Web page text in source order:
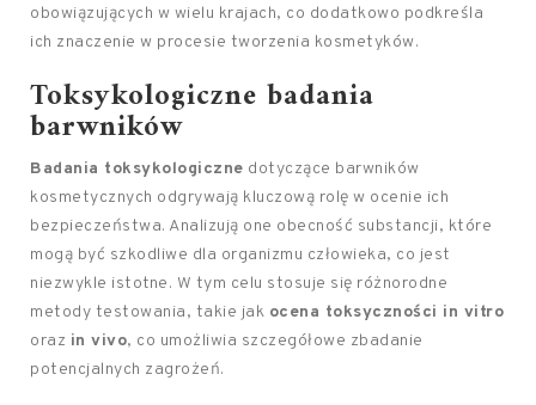
obowiązujących w wielu krajach, co dodatkowo podkreśla
ich znaczenie w procesie tworzenia kosmetyków.
Toksykologiczne badania
barwników
Badania toksykologiczne dotyczące barwników
kosmetycznych odgrywają kluczową rolę w ocenie ich
bezpieczeństwa. Analizują one obecność substancji, które
mogą być szkodliwe dla organizmu człowieka, co jest
niezwykle istotne. W tym celu stosuje się różnorodne
metody testowania, takie jak ocena toksyczności in vitro
oraz in vivo, co umożliwia szczegółowe zbadanie
potencjalnych zagrożeń.